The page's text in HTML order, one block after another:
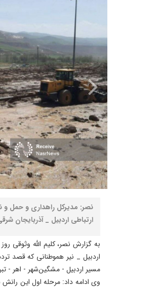
نصر: مدیرکل راهداری و حمل و
ارتباطی اردبیل _ آذربایجان
به گزارش نصر، کلیم الله وثوقی
اردبیل _ نیر هموطنانی که قصد
مسیر اردبیل - مشگین‌شهر - اهر -